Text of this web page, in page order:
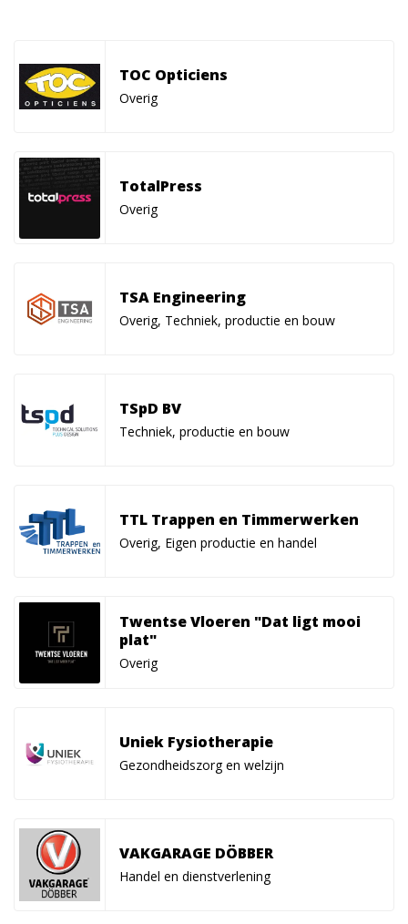
TOC Opticiens
Overig
TotalPress
Overig
TSA Engineering
Overig, Techniek, productie en bouw
TSpD BV
Techniek, productie en bouw
TTL Trappen en Timmerwerken
Overig, Eigen productie en handel
Twentse Vloeren "Dat ligt mooi
plat"
Overig
Uniek Fysiotherapie
Gezondheidszorg en welzijn
VAKGARAGE DÖBBER
Handel en dienstverlening